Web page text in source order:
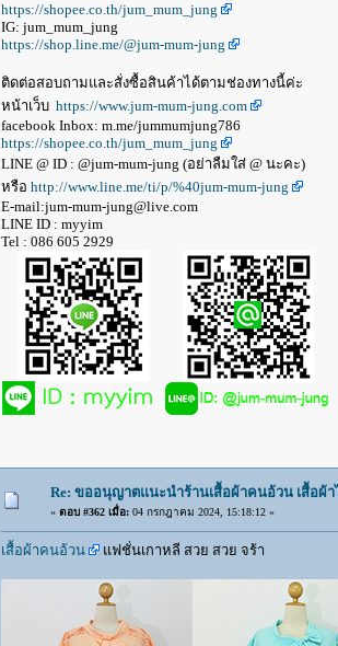
https://shopee.co.th/jum_mum_jung
IG: jum_mum_jung
https://shop.line.me/@jum-mum-jung
ติดต่อสอบถามและสั่งซื้อสินค้าได้ตามช่องทางนี้ค่ะ
หน้าเว็บ https://www.jum-mum-jung.com
facebook Inbox: m.me/jummumjung786
https://shopee.co.th/jum_mum_jung
LINE @ ID : @jum-mum-jung (อย่าลืมใส่ @ นะคะ)
หรือ http://www.line.me/ti/p/%40jum-mum-jung
E-mail:jum-mum-jung@live.com
LINE ID : myyim
Tel : 086 605 2929
Re: ขออนุญาตแนะนำร้านเสื้อผ้าคนอ้วน เสื้อผ้
« ตอบ #362 เมื่อ:04 กรกฎาคม 2024, 15:18:12 »
เสื้อผ้าคนอ้วน แฟชั่นเกาหลี สวย สวย จร้า